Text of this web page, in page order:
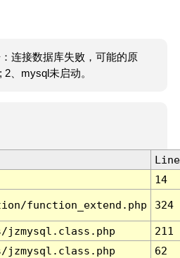
连接数据库失败，可能的原
、mysql未启动。
Line
14
function_extend.php 324
jzmysql.class.php
211
jzmysql.class.php
62